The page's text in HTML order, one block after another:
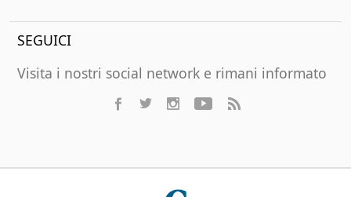
SEGUICI
Visita i nostri social network e rimani informato